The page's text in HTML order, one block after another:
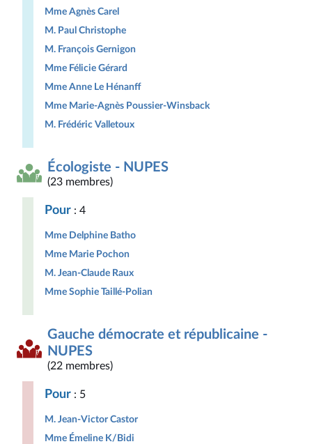
Mme Agnès Carel
M. Paul Christophe
M. François Gernigon
Mme Félicie Gérard
Mme Anne Le Hénanff
Mme Marie-Agnès Poussier-Winsback
M. Frédéric Valletoux
Écologiste - NUPES
(23 membres)
Pour : 4
Mme Delphine Batho
Mme Marie Pochon
M. Jean-Claude Raux
Mme Sophie Taillé-Polian
Gauche démocrate et républicaine -
NUPES
(22 membres)
Pour : 5
M. Jean-Victor Castor
Mme Émeline K/Bidi